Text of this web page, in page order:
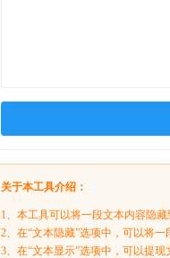
关于本工具介绍：
1、本工具可以将一段文本内容隐
2、在“文本隐藏”选项中，可以将一
3、在“文本显示”选项中，可以提现